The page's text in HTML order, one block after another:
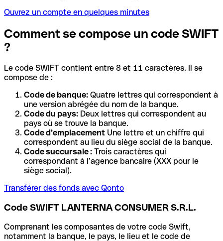
Ouvrez un compte en quelques minutes
Comment se compose un code SWIFT
?
Le code SWIFT contient entre 8 et 11 caractères. Il se
compose de :
Code de banque: Quatre lettres qui correspondent à
une version abrégée du nom de la banque.
Code du pays: Deux lettres qui correspondent au
pays où se trouve la banque.
Code d’emplacement Une lettre et un chiffre qui
correspondent au lieu du siège social de la banque.
Code succursale : Trois caractères qui
correspondant à l’agence bancaire (XXX pour le
siège social).
Transférer des fonds avec Qonto
Code SWIFT LANTERNA CONSUMER S.R.L.
Comprenant les composantes de votre code Swift,
notamment la banque, le pays, le lieu et le code de